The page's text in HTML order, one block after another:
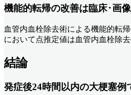
機能的転帰の改善は臨床･画
血管内血栓除去術による機能的転
において点推定値は血管内血栓除
結論
発症後24時間以内の大梗塞